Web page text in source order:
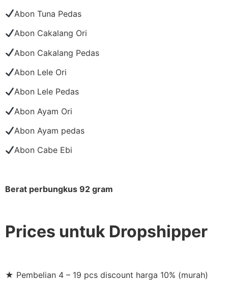
Abon Tuna Pedas
Abon Cakalang Ori
Abon Cakalang Pedas
Abon Lele Ori
Abon Lele Pedas
Abon Ayam Ori
Abon Ayam pedas
Abon Cabe Ebi
Berat perbungkus 92 gram
Prices untuk Dropshipper
★ Pembelian 4 – 19 pcs discount harga 10% (murah)